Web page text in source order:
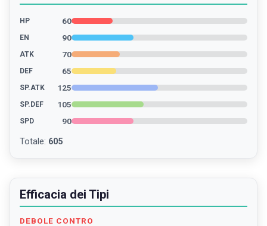
HP 60
EN 90
ATK 70
DEF 65
SP.ATK 125
SP.DEF 105
SPD 90
Totale: 605
Efficacia dei Tipi
DEBOLE CONTRO